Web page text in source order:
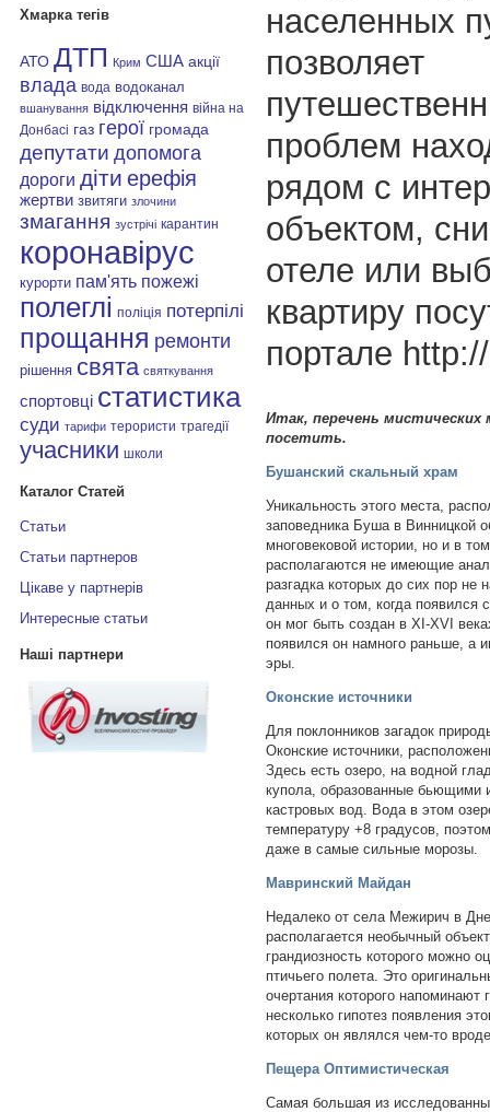
Хмарка тегів
АТО ДТП Крим США акції
влада вода водоканал
вшанування відключення війна на
Донбасі газ герої громада
депутати допомога
дороги діти ерефія
жертви звитяги злочини
змагання зустрічі карантин
коронавірус
курорти пам'ять пожежі
полеглі поліція потерпілі
прощання ремонти
рішення свята святкування
спортовці статистика
суди тарифи терористи трагедії
учасники школи
Каталог Статей
Статьи
Статьи партнеров
Цікаве у партнерів
Интересные статьи
Наші партнери
населенных
позволяет
проблем
рядом с
объектом,
отеле или
квартиру
портале
Итак, перечень
посетить.
Бушанский скальный храм
Уникальность этого места,
заповедника Буша в Винницкой
многовековой истории, но и в
располагаются не имеющие
разгадка которых до сих пор не
данных и о том, когда
он мог быть создан в XI-XVI
появился он намного раньше, а
эры.
Оконские источники
Для поклонников загадок
Оконские источники,
Здесь есть озеро, на водной
купола, образованные бьющими
кастровых вод. Вода в этом
температуру +8 градусов,
даже в самые сильные морозы.
Мавринский Майдан
Недалеко от села Межирич в
располагается необычный
грандиозность которого можно
птичьего полета. Это
очертания которого напоминают
несколько гипотез появления
которых он являлся чем-то
Пещера Оптимистическая
Самая большая из